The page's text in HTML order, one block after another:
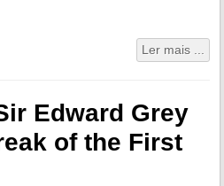
Ler mais ...
Edward Grey
of the First